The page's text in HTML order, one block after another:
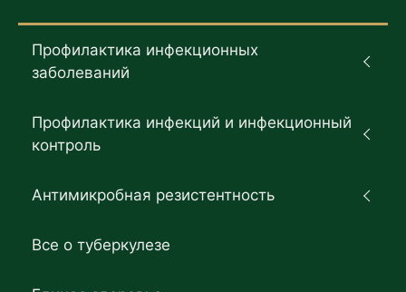
Профилактика инфекционных
заболеваний
Профилактика инфекций и инфекционный
контроль
Антимикробная резистентность
Все о туберкулезе